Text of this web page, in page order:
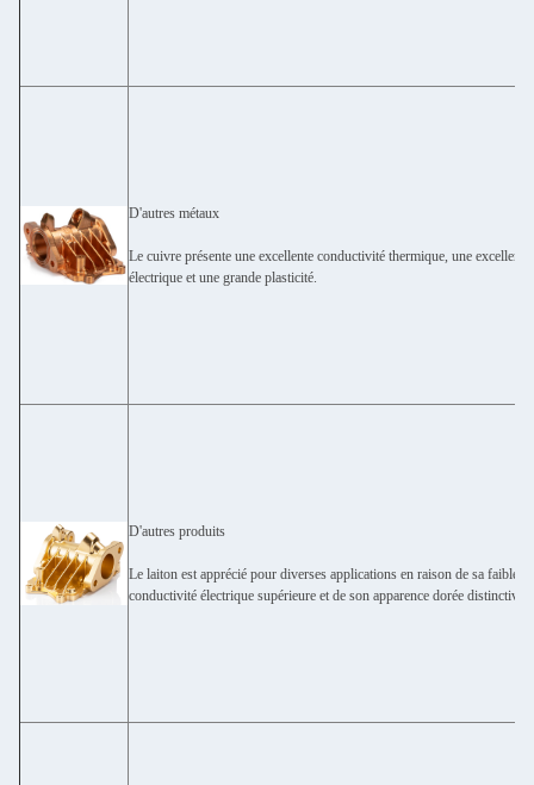
D'autres métaux
Le cuivre présente une excellente conductivité thermique, une
électrique et une grande plasticité.
D'autres produits
Le laiton est apprécié pour diverses applications en raison de sa faible
conductivité électrique supérieure et de son apparence dorée distinctive.